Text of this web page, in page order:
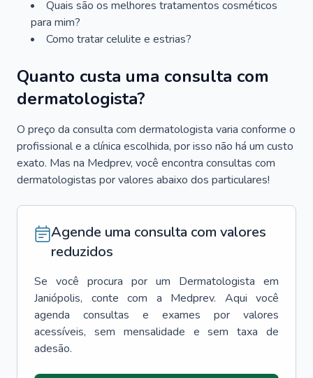
Quais são os melhores tratamentos cosméticos
para mim?
Como tratar celulite e estrias?
Quanto custa uma consulta com
dermatologista?
O preço da consulta com dermatologista varia conforme o
profissional e a clínica escolhida, por isso não há um custo
exato. Mas na Medprev, você encontra consultas com
dermatologistas por valores abaixo dos particulares!
Agende uma consulta com valores
reduzidos
Se você procura por um Dermatologista em
Janiópolis, conte com a Medprev. Aqui você
agenda consultas e exames por valores
acessíveis, sem mensalidade e sem taxa de
adesão.